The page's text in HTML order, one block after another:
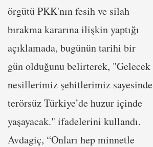
örgütü PKK'nın fesih ve silah
bırakma kararına ilişkin yaptığı
açıklamada, bugünün tarihi bir
gün olduğunu belirterek, "Gelecek
nesillerimiz şehitlerimiz sayesinde
terörsüz Türkiye’de huzur içinde
yaşayacak." ifadelerini kullandı.
Avdagiç, “Onları hep minnetle